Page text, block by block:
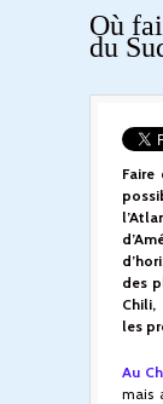
Où
du
Faire
des
Chili,
les
Au
mais